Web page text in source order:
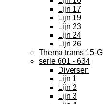
Lijn 17
Lijn 19
Lijn 23
Lijn 24
Lijn 26
Thema trams 15-G
serie 601 - 634
Diversen
Lijn 1
Lijn 2
Lijn 3